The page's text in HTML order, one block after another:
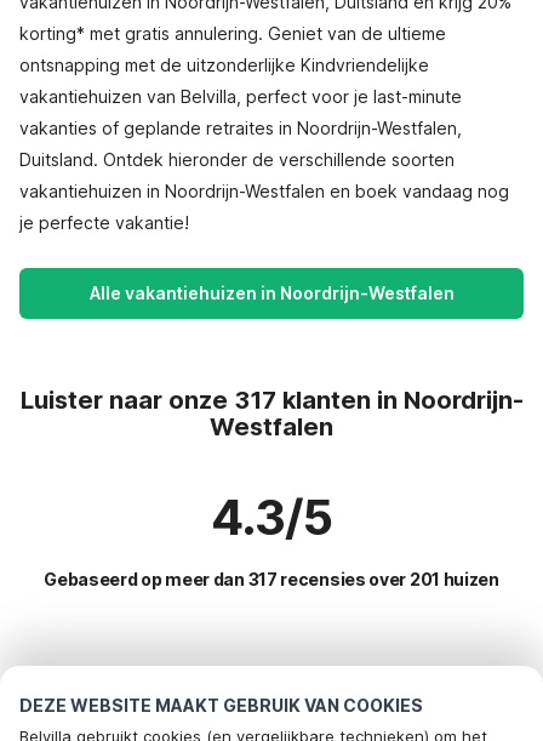
DEZE WEBSITE MAAKT GEBRUIK VAN COOKIES
Belvilla gebruikt cookies (en vergelijkbare technieken) om het
korting* met gratis annulering. Geniet van de ultieme
ontsnapping met de uitzonderlijke Kindvriendelijke
vakantiehuizen van Belvilla, perfect voor je last-minute
vakanties of geplande retraites in Noordrijn-Westfalen,
Duitsland. Ontdek hieronder de verschillende soorten
vakantiehuizen in Noordrijn-Westfalen en boek vandaag nog
je perfecte vakantie!
Alle vakantiehuizen in Noordrijn-Westfalen
Luister naar onze 317 klanten in Noordrijn-
Westfalen
4.3/5
Gebaseerd op meer dan 317 recensies over 201 huizen
vakantie